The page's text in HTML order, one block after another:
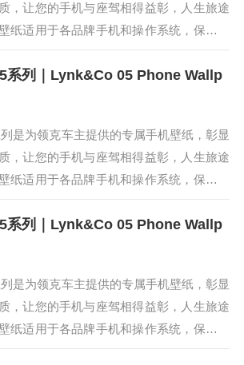
，让您的手机与座驾相得益彰，人生旅途
纸适用于各品牌手机和操作系统，保存高
即可直接使用。领克05是领克旗下全新紧
系列｜Lynk&Co 05 Phone Wallp
是为领克车主提供的专属手机壁纸，彰显
，让您的手机与座驾相得益彰，人生旅途
纸适用于各品牌手机和操作系统，保存高
即可直接使用。领克05是领克旗下全新紧
系列｜Lynk&Co 05 Phone Wallp
是为领克车主提供的专属手机壁纸，彰显
，让您的手机与座驾相得益彰，人生旅途
纸适用于各品牌手机和操作系统，保存高
即可直接使用。领克05是领克旗下全新紧